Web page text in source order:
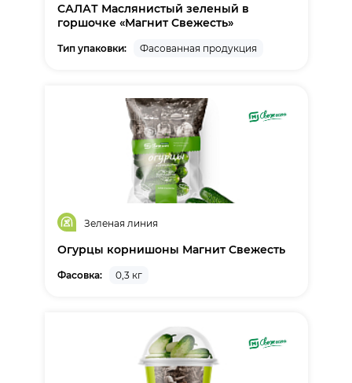
САЛАТ Маслянистый зеленый в
горшочке «Магнит Свежесть»
Тип упаковки: Фасованная продукция
Зеленая линия
Огурцы корнишоны Магнит Свежесть
Фасовка: 0,3 кг